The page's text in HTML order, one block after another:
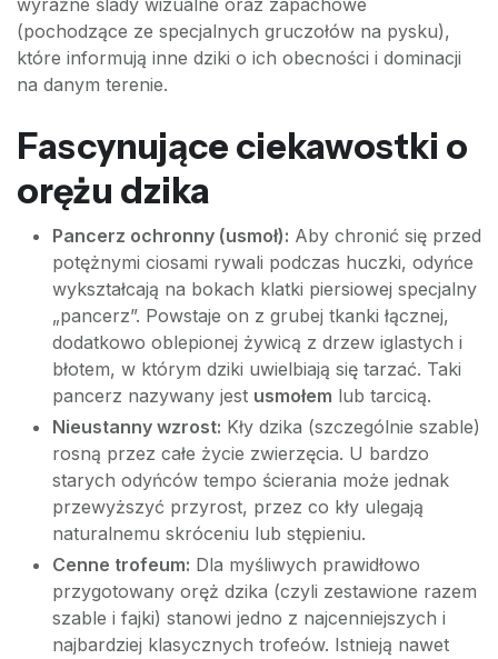
wyraźne ślady wizualne oraz zapachowe
(pochodzące ze specjalnych gruczołów na pysku),
które informują inne dziki o ich obecności i dominacji
na danym terenie.
Fascynujące ciekawostki o
orężu dzika
Pancerz ochronny (usmoł): Aby chronić się przed
potężnymi ciosami rywali podczas huczki, odyńce
wykształcają na bokach klatki piersiowej specjalny
„pancerz”. Powstaje on z grubej tkanki łącznej,
dodatkowo oblepionej żywicą z drzew iglastych i
błotem, w którym dziki uwielbiają się tarzać. Taki
pancerz nazywany jest usmołem lub tarcicą.
Nieustanny wzrost: Kły dzika (szczególnie szable)
rosną przez całe życie zwierzęcia. U bardzo
starych odyńców tempo ścierania może jednak
przewyższyć przyrost, przez co kły ulegają
naturalnemu skróceniu lub stępieniu.
Cenne trofeum: Dla myśliwych prawidłowo
przygotowany oręż dzika (czyli zestawione razem
szable i fajki) stanowi jedno z najcenniejszych i
najbardziej klasycznych trofeów. Istnieją nawet